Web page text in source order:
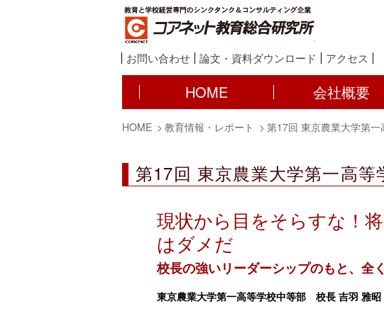
お問い合わせ 論文・資料ダウンロード アクセス
HOME 会社概要
HOME 教育情報・レポート 第17回 東京農業大学第一
第17回 東京農業大学第一高等
現状から目をそらすな！
はダメだ
校長の強いリーダーシップのもと、全
東京農業大学第一高等学校中等部 校長 吉羽 雅昭